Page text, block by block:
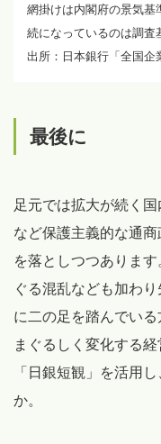
網掛けは内閣府の景気基
続になっているのは調査
出所：日本銀行「全国企
最後に
足元では拡大が続く
など保護主義的な通
を落としつつありま
ぐる混乱なども加わ
に二の足を踏んでい
まぐるしく変化する
「日銀短観」を活用
か。